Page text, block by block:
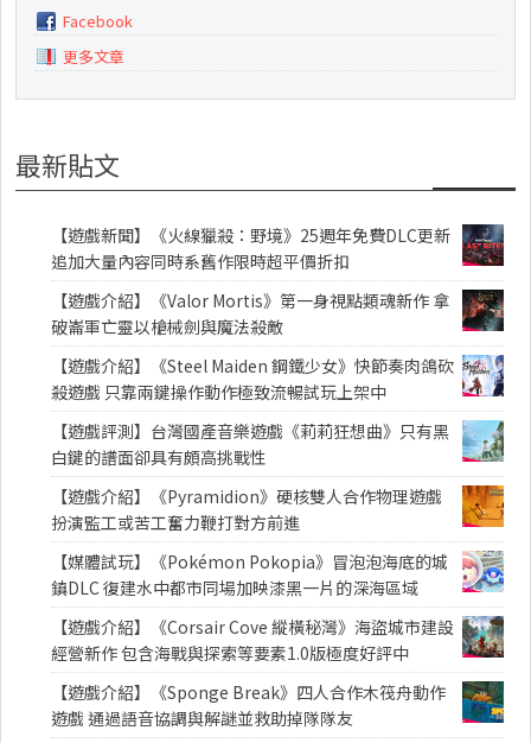
Facebook
更多文章
最新貼文
【遊戲新聞】《火線獵殺：野境》25週年免費DLC更新
追加大量內容同時系舊作限時超平價折扣
【遊戲介紹】《Valor Mortis》第一身視點類魂新作 拿
破崙軍亡靈以槍械劍與魔法殺敵
【遊戲介紹】《Steel Maiden 鋼鐵少女》快節奏肉鴿砍
殺遊戲 只靠兩鍵操作動作極致流暢試玩上架中
【遊戲評測】台灣國產音樂遊戲《莉莉狂想曲》只有黑
白鍵的譜面卻具有頗高挑戰性
【遊戲介紹】《Pyramidion》硬核雙人合作物理遊戲
扮演監工或苦工奮力鞭打對方前進
【媒體試玩】《Pokémon Pokopia》冒泡泡海底的城
鎮DLC 復建水中都市同場加映漆黑一片的深海區域
【遊戲介紹】《Corsair Cove 縱橫秘灣》海盜城市建設
經營新作 包含海戰與探索等要素1.0版極度好評中
【遊戲介紹】《Sponge Break》四人合作木筏舟動作
遊戲 通過語音協調與解謎並救助掉隊隊友